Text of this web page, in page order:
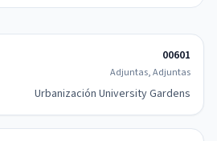
00601
Adjuntas, Adjuntas
Urbanización University Gardens